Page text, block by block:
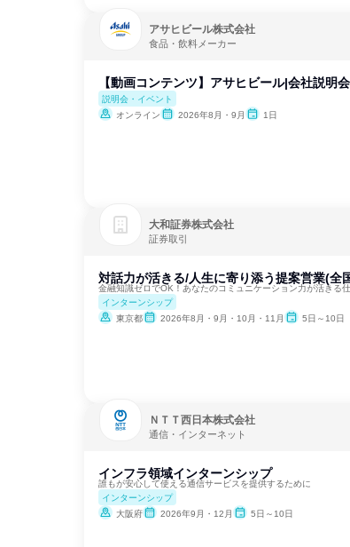
アサヒビール株式会社
食品・飲料メーカー
【動画コンテンツ】アサヒビール|会社説明会
説明会・イベント
オンライン
2026年8月・9月 1日
大和証券株式会社
証券取引
対話力が活きる/人生に寄り添う提案営業(全
金融知識ゼロでOK！あなたのコミュニケーション力が活きる
インターンシップ
東京都
2026年8月・9月・10月・11月 5日～10日
ＮＴＴ西日本株式会社
通信・インターネット
インフラ領域インターンシップ
誰もが安心して使える通信サービスを提供するために
インターンシップ
大阪府
2026年9月・12月 5日～10日